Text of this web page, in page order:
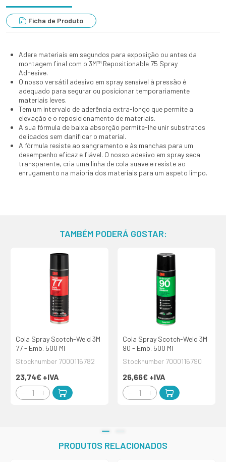
Ficha de Produto
Adere materiais em segundos para exposição ou antes da
montagem final com o 3M™ Repositionable 75 Spray
Adhesive.
O nosso versátil adesivo em spray sensível à pressão é
adequado para segurar ou posicionar temporariamente
materiais leves.
Tem um intervalo de aderência extra-longo que permite a
elevação e o reposicionamento de materiais.
A sua fórmula de baixa absorção permite-lhe unir substratos
delicados sem danificar o material.
A fórmula resiste ao sangramento e às manchas para um
desempenho eficaz e fiável. O nosso adesivo em spray seca
transparente, cria uma linha de cola suave e resiste ao
enrugamento na maioria dos materiais para um aspeto limpo.
TAMBÉM PODERÁ GOSTAR:
Cola Spray Scotch-Weld 3M
77 - Emb. 500 Ml
Stocknumber 7000116782
23,74€ +IVA
Cola Spray Scotch-Weld 3M
90 - Emb. 500 Ml
Stocknumber 7000116790
26,66€ +IVA
PRODUTOS RELACIONADOS